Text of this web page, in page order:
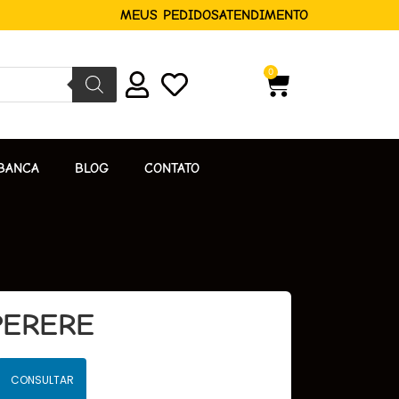
MEUS PEDIDOSATENDIMENTO
0
BLOG CONTATO
CONSULTAR